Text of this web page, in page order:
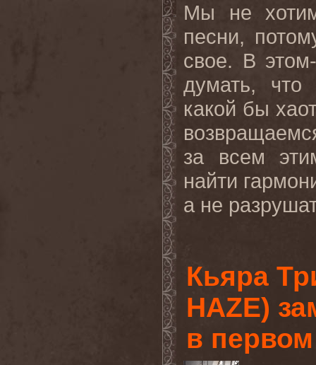
Мы не
песни,
свое. В этом
думать, что
какой бы
за всем
найти
а не
Кьяра
HAZE)
в первом